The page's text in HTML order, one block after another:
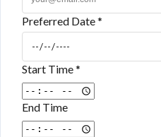
Preferred Date *
Start Time *
End Time